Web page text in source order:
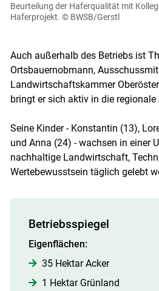
Beurteilung der Haferqualität mit
Haferprojekt. © BWSB/Gerstl
Auch außerhalb des Betriebs ist
Ortsbauernobmann,
Landwirtschaftskammer
bringt er sich aktiv in die
Seine Kinder - Konstantin (13),
und Anna (24) - wachsen in einer
nachhaltige Landwirtschaft,
Wertebewusstsein täglich gelebt
Betriebsspiegel
Eigenflächen:
35 Hektar Acker
1 Hektar Grünland